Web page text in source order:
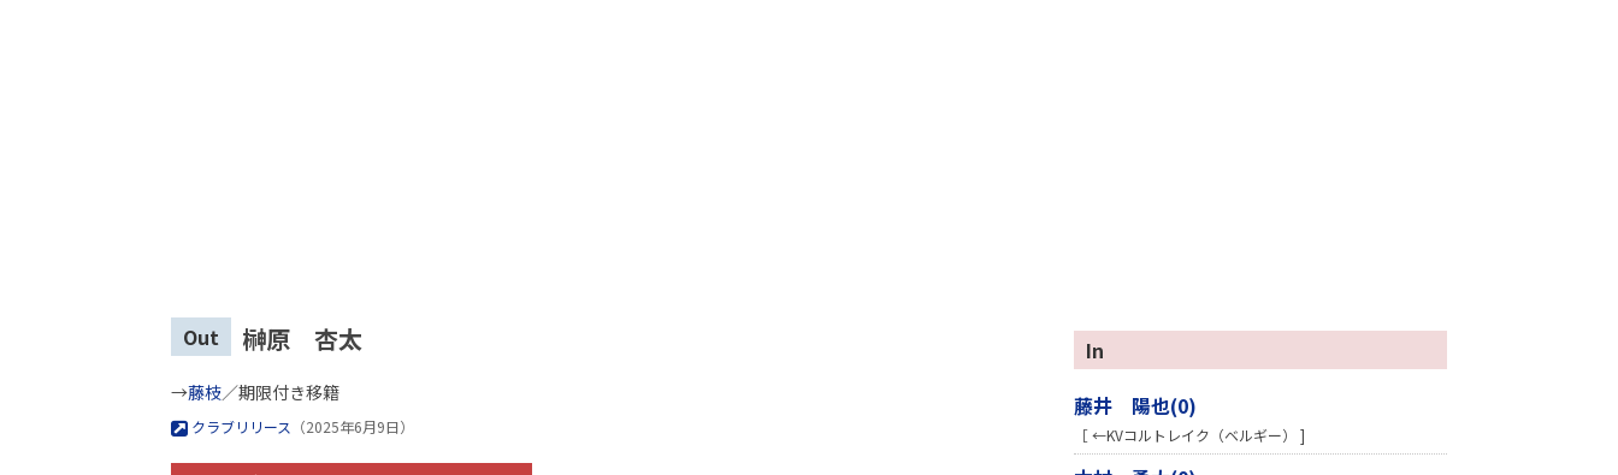
Out 榊原 杏太
→藤枝／期限付き移籍
クラブリリース （2025年6月9日）
In
藤井 陽也(0)
［ ←KVコルトレイク（ベルギー） ]